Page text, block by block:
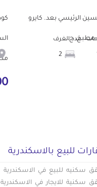
الرئيسي بعد. كايرو
عدد الغرف
للبيع بالاسكندرية
سكنيه للبيع في الاسكندرية
سكنية للايجار في الاسكندرية